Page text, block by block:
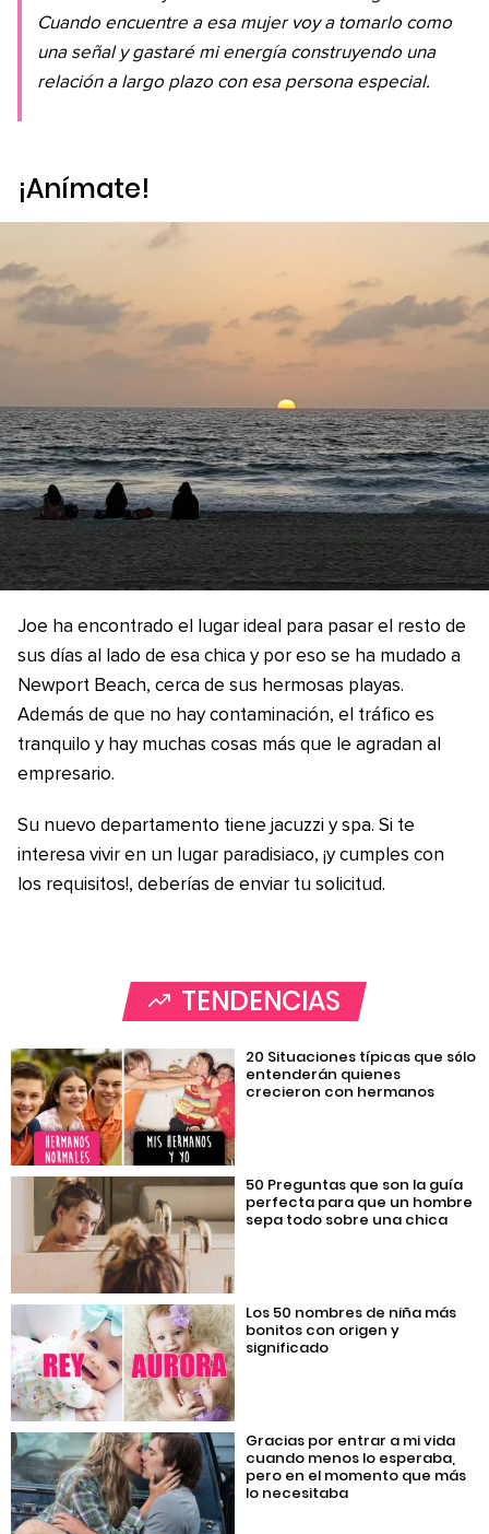
Cuando encuentre a esa mujer voy a tomarlo como
una señal y gastaré mi energía construyendo una
relación a largo plazo con esa persona especial.
¡Anímate!
Joe ha encontrado el lugar ideal para pasar el resto de
sus días al lado de esa chica y por eso se ha mudado a
Newport Beach, cerca de sus hermosas playas.
Además de que no hay contaminación, el tráfico es
tranquilo y hay muchas cosas más que le agradan al
empresario.
Su nuevo departamento tiene jacuzzi y spa. Si te
interesa vivir en un lugar paradisiaco, ¡y cumples con
los requisitos!, deberías de enviar tu solicitud.
TENDENCIAS
20 Situaciones típicas que sólo
entenderán quienes
crecieron con hermanos
50 Preguntas que son la guía
perfecta para que un hombre
sepa todo sobre una chica
Los 50 nombres de niña más
bonitos con origen y
significado
Gracias por entrar a mi vida
cuando menos lo esperaba,
pero en el momento que más
lo necesitaba